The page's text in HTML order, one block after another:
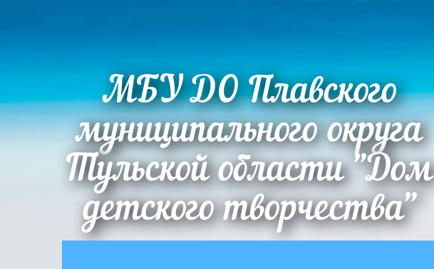
МБУ ДО Плавского
муниципального округа
Тульской области "Дом
детского творчества"